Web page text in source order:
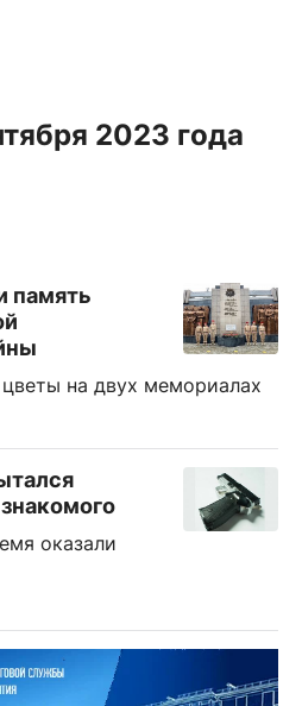
2023 года
память
на двух мемориалах
оказали